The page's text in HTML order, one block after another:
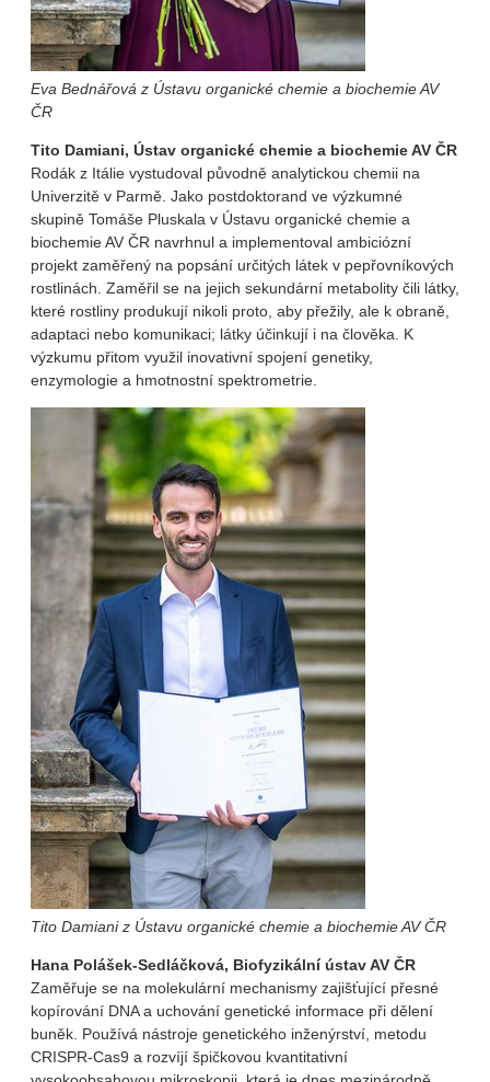
Eva Bednářová z Ústavu organické chemie a biochemie AV
ČR
Tito Damiani, Ústav organické chemie a biochemie AV ČR
Rodák z Itálie vystudoval původně analytickou chemii na
Univerzitě v Parmě. Jako postdoktorand ve výzkumné
skupině Tomáše Pluskala v Ústavu organické chemie a
biochemie AV ČR navrhnul a implementoval ambiciózní
projekt zaměřený na popsání určitých látek v pepřovníkových
rostlinách. Zaměřil se na jejich sekundární metabolity čili látky,
které rostliny produkují nikoli proto, aby přežily, ale k obraně,
adaptaci nebo komunikaci; látky účinkují i na člověka. K
výzkumu přitom využil inovativní spojení genetiky,
enzymologie a hmotnostní spektrometrie.
Tito Damiani z Ústavu organické chemie a biochemie AV ČR
Hana Polášek-Sedláčková, Biofyzikální ústav AV ČR
Zaměřuje se na molekulární mechanismy zajišťující přesné
kopírování DNA a uchování genetické informace při dělení
buněk. Používá nástroje genetického inženýrství, metodu
CRISPR-Cas9 a rozvíjí špičkovou kvantitativní